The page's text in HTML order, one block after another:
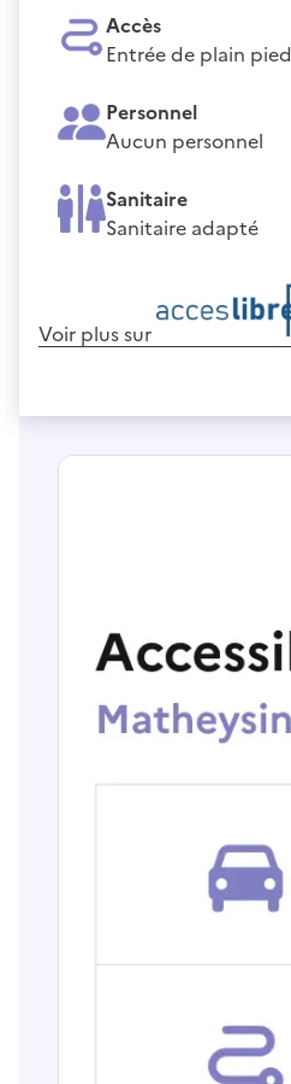
Accès
Entrée de plain pied
Personnel
Aucun personnel
Sanitaire
Sanitaire adapté
Voir plus sur